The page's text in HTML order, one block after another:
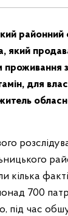
районний
який
проживання
для
кілька
700
під час